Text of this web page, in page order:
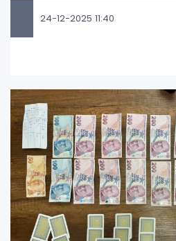
24-12-2025 11:40